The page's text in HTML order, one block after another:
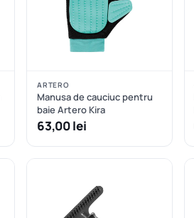
ARTERO
Manusa de cauciuc pentru
baie Artero Kira
63,00 lei